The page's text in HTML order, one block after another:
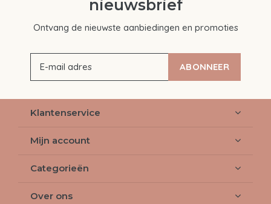
nieuwsbrief
Ontvang de nieuwste aanbiedingen en promoties
ABONNEER
Klantenservice
Mijn account
Categorieën
Over ons